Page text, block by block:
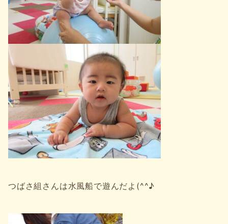
つばさ組さんは水風船で遊んだよ(^^♪